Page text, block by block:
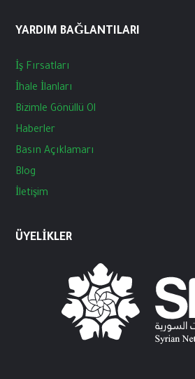
YARDIM BAĞLANTILARI
İş Fırsatları
İhale İlanları
Bizimle Gönüllü Ol
Haberler
Basın Açıklamarı
Blog
İletişim
ÜYELIKLER